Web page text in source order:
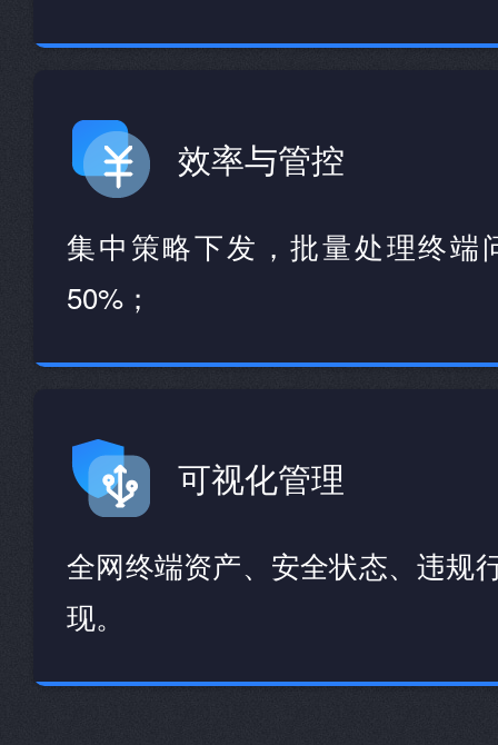
效率与管控
集中策略下发，批量处理终端
50%；
可视化管理
全网终端资产、安全状态、违规
现。